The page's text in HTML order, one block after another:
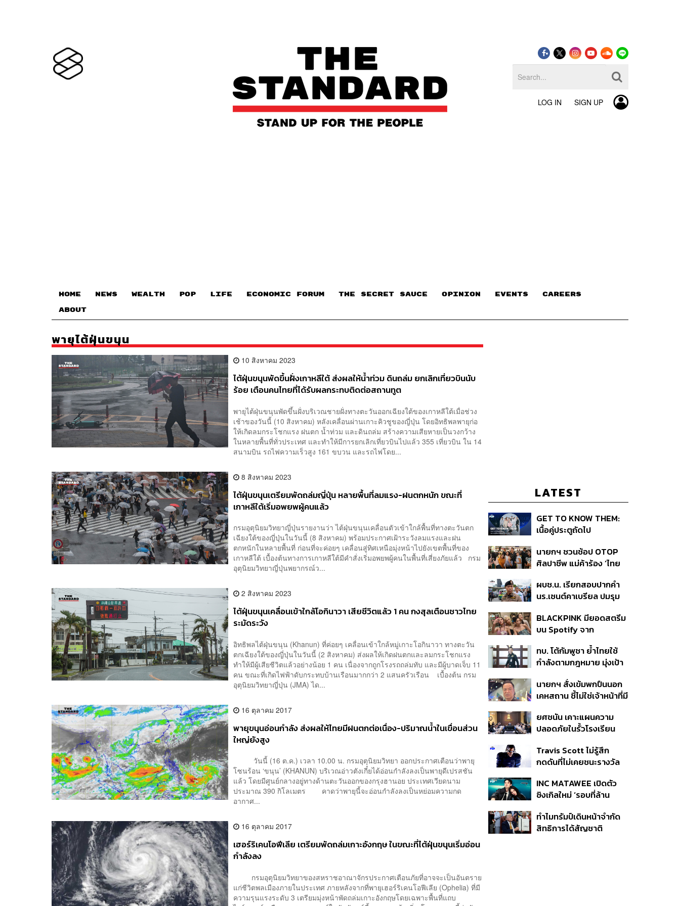
LOG IN SIGN UP
HOME NEWS WEALTH POP LIFE ECONOMIC FORUM THE SECRET SAUCE​ OPINION EVENTS CAREERS
ABOUT
พายุไต้ฝุ่นขนุน
10 สิงหาคม 2023
ไต้ฝุ่นขนุนพัดขึ้นฝั่งเกาหลีใต้ ส่งผลให้น้ำท่วม ดินถล่ม ยกเลิกเที่ยวบินนับ
ร้อย เตือนคนไทยที่ได้รับผลกระทบติดต่อสถานทูต
พายุไต้ฝุ่นขนุนพัดขึ้นฝั่งบริเวณชายฝั่งทางตะวันออกเฉียงใต้ของเกาหลีใต้เมื่อช่วง
เช้าของวันนี้ (10 สิงหาคม) หลังเคลื่อนผ่านเกาะคิวชูของญี่ปุ่น โดยอิทธิพลพายุก่อ
ให้เกิดลมกระโชกแรง ฝนตก น้ำท่วม และดินถล่ม สร้างความเสียหายเป็นวงกว้าง
ในหลายพื้นที่ทั่วประเทศ และทำให้มีการยกเลิกเที่ยวบินไปแล้ว 355 เที่ยวบิน ใน 14
สนามบิน รถไฟความเร็วสูง 161 ขบวน และรถไฟโดย...
8 สิงหาคม 2023
ไต้ฝุ่นขนุนเตรียมพัดถล่มญี่ปุ่น หลายพื้นที่ลมแรง-ฝนตกหนัก ขณะที่
เกาหลีใต้เริ่มอพยพผู้คนแล้ว
กรมอุตุนิยมวิทยาญี่ปุ่นรายงานว่า ไต้ฝุ่นขนุนเคลื่อนตัวเข้าใกล้พื้นที่ทางตะวันตก
เฉียงใต้ของญี่ปุ่นในวันนี้ (8 สิงหาคม) พร้อมประกาศเฝ้าระวังลมแรงและฝน
ตกหนักในหลายพื้นที่ ก่อนที่จะค่อยๆ เคลื่อนสู่ทิศเหนือมุ่งหน้าไปยังเขตพื้นที่ของ
เกาหลีใต้ เบื้องต้นทางการเกาหลีใต้มีคำสั่งเริ่มอพยพผู้คนในพื้นที่เสี่ยงภัยแล้ว กรม
อุตุนิยมวิทยาญี่ปุ่นพยากรณ์ว...
2 สิงหาคม 2023
ไต้ฝุ่นขนุนเคลื่อนเข้าใกล้โอกินาวา เสียชีวิตแล้ว 1 คน กงสุลเตือนชาวไทย
ระมัดระวัง
อิทธิพลไต้ฝุ่นขนุน (Khanun) ที่ค่อยๆ เคลื่อนเข้าใกล้หมู่เกาะโอกินาวา ทางตะวัน
ตกเฉียงใต้ของญี่ปุ่นในวันนี้ (2 สิงหาคม) ส่งผลให้เกิดฝนตกและลมกระโชกแรง
ทำให้มีผู้เสียชีวิตแล้วอย่างน้อย 1 คน เนื่องจากถูกโรงรถถล่มทับ และมีผู้บาดเจ็บ 11
คน ขณะที่เกิดไฟฟ้าดับกระทบบ้านเรือนมากกว่า 2 แสนครัวเรือน เบื้องต้น กรม
อุตุนิยมวิทยาญี่ปุ่น (JMA) ได...
16 ตุลาคม 2017
พายุขนุนอ่อนกำลัง ส่งผลให้ไทยมีฝนตกต่อเนื่อง-ปริมาณน้ำในเขื่อนส่วน
ใหญ่ยังสูง
วันนี้ (16 ต.ค.) เวลา 10.00 น. กรมอุตุนิยมวิทยา ออกประกาศเตือนว่าพายุ
โซนร้อน ‘ขนุน’ (KHANUN) บริเวณอ่าวตังเกี๋ยได้อ่อนกำลังลงเป็นพายุดีเปรสชัน
แล้ว โดยมีศูนย์กลางอยู่ทางด้านตะวันออกของกรุงฮานอย ประเทศเวียดนาม
ประมาณ 390 กิโลเมตร คาดว่าพายุนี้จะอ่อนกำลังลงเป็นหย่อมความกด
อากาศ...
16 ตุลาคม 2017
เฮอร์ริเคนโอฟีเลีย เตรียมพัดถล่มเกาะอังกฤษ ในขณะที่ไต้ฝุ่นขนุนเริ่มอ่อน
กำลังลง
กรมอุตุนิยมวิทยาของสหราชอาณาจักรประกาศเตือนภัยที่อาจจะเป็นอันตราย
แก่ชีวิตพลเมืองภายในประเทศ ภายหลังจากที่พายุเฮอร์ริเคนโอฟีเลีย (Ophelia) ที่มี
ความรุนแรงระดับ 3 เตรียมมุ่งหน้าพัดถล่มเกาะอังกฤษโดยเฉพาะพื้นที่แถบ
LATEST
GET TO KNOW THEM:
เนื้อคู่ประตูถัดไป
นายกฯ ชวนช้อป OTOP
ศิลปาชีพ แม่ค้าร้อง ‘ไทย
ถามมีต่อไหม นายกฯ ตอบ
‘เดี๋ยวจะพยายาม’
ผบช.น. เรียกสอบปากคำ
นร.เซนต์คาเบรียล ปมรุม
ดำเนินคดีแล้ว
BLACKPINK มียอดสตรีม
บน Spotify จาก
ครั้ง ตลอด 10 ปีที่ผ่านมา
ทบ. โต้กัมพูชา ย้ำไทยใช้
กำลังตามกฎหมาย มุ่งเป้า
หายไทยไม่อาจลบด้วย
ข้อมูลบิดเบือน
นายกฯ สั่งเข้มพกปืนนอก
เคหสถาน ชี้ไม่ใช่เจ้าหน้าที่มี
ก่อเหตุ เจ้าของร่วมรับผิด
ยศชนัน เคาะแผนความ
ปลอดภัยในรั้วโรงเรียน
ดูแล-คุมเข้มคัดกรองสิ่ง
ผิดกฎหมาย
Travis Scott ไม่รู้สึก
กดดันที่ไม่เคยชนะรางวัล
แล้ว 10 ครั้ง
INC MATAWEE เปิดตัว
ซิงเกิลใหม่ ‘รอบที่ล้าน
มาแสดงในมิวสิกวิดีโอ
ทำไมทรัมป์เดินหน้าจำกัด
สิทธิการได้สัญชาติ